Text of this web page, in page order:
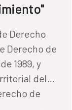
Derecho
Derecho de
del
de